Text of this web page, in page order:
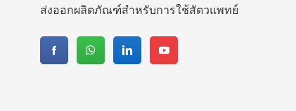
ส่งออกผลิตภัณฑ์สำหรับการใช้สัตวแพทย์